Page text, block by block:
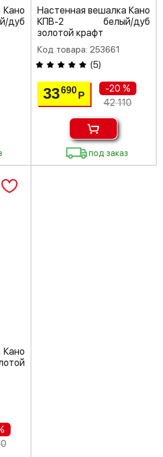
Кано
Настенная вешалка Кано
КПВ-2 белый/дуб
золотой крафт
Код товара: 253661
(5)
33690 Р
-20 %
42 110
под заказ
Кано